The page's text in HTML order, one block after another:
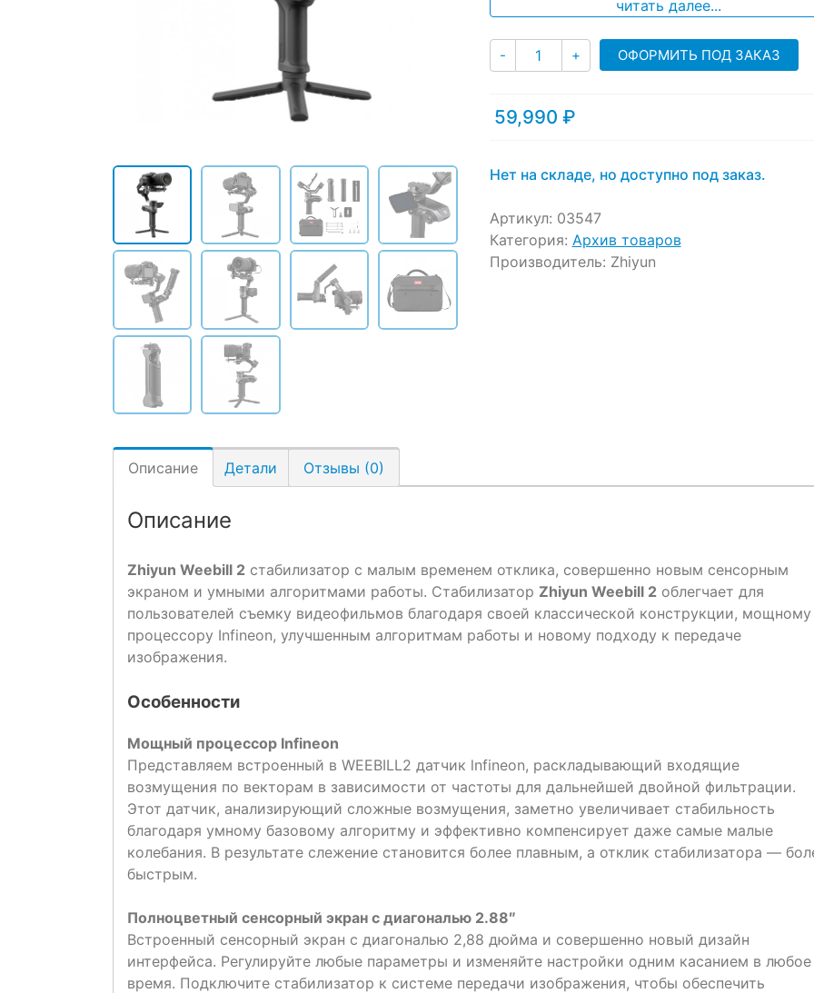
читать далее...
- Количество
+ ОФОРМИТЬ ПОД ЗАКАЗ
59,990 ₽
Нет на складе, но доступно под заказ.
Артикул: 03547
Категория: Архив товаров
Производитель: Zhiyun
Описание Детали Отзывы (0)
Описание
Zhiyun Weebill 2 стабилизатор с малым временем отклика, совершенно новым сенсорным
экраном и умными алгоритмами работы. Стабилизатор Zhiyun Weebill 2 облегчает для
пользователей съемку видеофильмов благодаря своей классической конструкции, мощному
процессору Infineon, улучшенным алгоритмам работы и новому подходу к передаче
изображения.
Особенности
Мощный процессор Infineon
Представляем встроенный в WEEBILL2 датчик lnfineon, раскладывающий входящие
возмущения по векторам в зависимости от частоты для дальнейшей двойной фильтрации.
Этот датчик, анализирующий сложные возмущения, заметно увеличивает стабильность
благодаря умному базовому алгоритму и эффективно компенсирует даже самые малые
колебания. В результате слежение становится более плавным, а отклик стабилизатора —
быстрым.
Полноцветный сенсорный экран с диагональю 2.88″
Встроенный сенсорный экран с диагональю 2,88 дюйма и совершенно новый дизайн
интерфейса. Регулируйте любые параметры и изменяйте настройки одним касанием в любое
время. Подключите стабилизатор к системе передачи изображения, чтобы обеспечить